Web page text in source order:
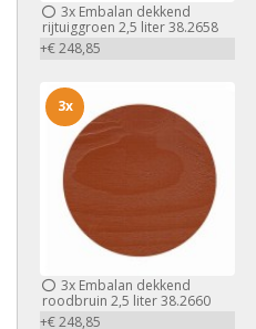
3x Embalan dekkend
rijtuiggroen 2,5 liter 38.2658
+€ 248,85
3x Embalan dekkend
roodbruin 2,5 liter 38.2660
+€ 248,85
3x